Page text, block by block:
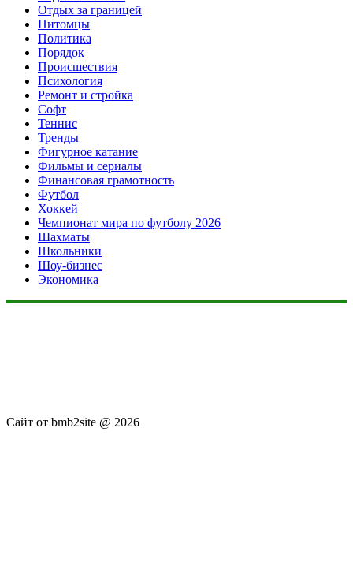
Отдых за границей
Питомцы
Политика
Порядок
Происшествия
Психология
Ремонт и стройка
Софт
Теннис
Тренды
Фигурное катание
Фильмы и сериалы
Финансовая грамотность
Футбол
Хоккей
Чемпионат мира по футболу 2026
Шахматы
Школьники
Шоу-бизнес
Экономика
Сайт от bmb2site @ 2026